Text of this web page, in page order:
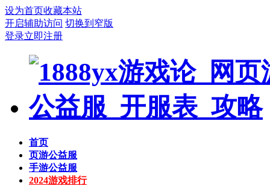
设为首页收藏本站
开启辅助访问 切换到窄版
登录立即注册
首页
页游公益服
手游公益服
2024游戏排行